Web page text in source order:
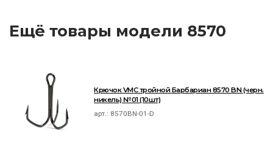
Ещё товары модели 8570
Крючок VMC тройной Барбариан 8570 BN (черн.
никель) №01 (10шт)
арт.: 8570BN-01-D